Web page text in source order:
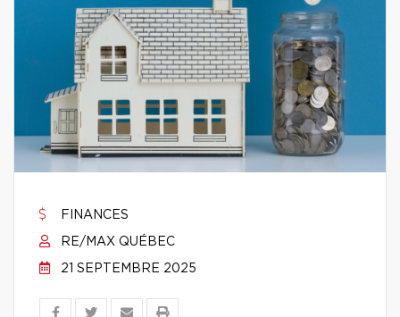
FINANCES
RE/MAX QUÉBEC
21 SEPTEMBRE 2025